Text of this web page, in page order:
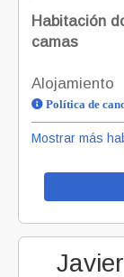
Habitación
camas
Alojamiento
Política de
Mostrar más
Javier